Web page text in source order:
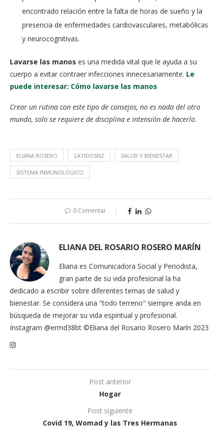
encontrado relación entre la falta de horas de sueño y la
presencia de enfermedades cardiovasculares, metabólicas
y neurocognitivas.
Lavarse las manos es una medida vital que le ayuda a su
cuerpo a evitar contraer infecciones innecesariamente. Le
puede interesar: Cómo lavarse las manos
Crear un rutina con este tipo de consejos, no es nada del otro
mundo, solo se requiere de disciplina e intensión de hacerlo.
ELIANA ROSERO LATIDOSNZ SALUD Y BIENESTAR
SISTEMA INMUNOLÓGICO
0 Comentar
ELIANA DEL ROSARIO ROSERO MARÍN
Eliana es Comunicadora Social y Periodista,
gran parte de su vida profesional la ha
dedicado a escribir sobre diferentes temas de salud y
bienestar. Se considera una "todo terreno" siempre anda en
búsqueda de mejorar su vida espiritual y profesional.
Instagram @ermd38bt ©Eliana del Rosario Rosero Marín 2023
Post anterior
Hogar
Post siguiente
Covid 19, Womad y las Tres Hermanas